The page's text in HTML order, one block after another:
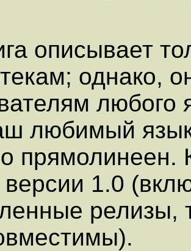
описывает
однако,
любого
любимый
прямолинеен.
версии 1.0
релизы,